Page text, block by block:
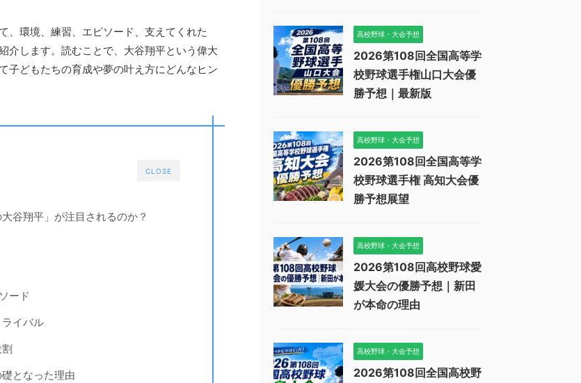
、環境、練習、エピソード、支えてくれた
介します。読むことで、大谷翔平という偉大
子どもたちの育成や夢の叶え方にどんなヒン
CLOSE
谷翔平」が注目されるのか？
ード
イバル
となった理由
高校野球・大会予想
2026第108回全国高等学
校野球選手権山口大会優
勝予想｜最新版
高校野球・大会予想
2026第108回全国高等学
校野球選手権 高知大会優
勝予想展望
高校野球・大会予想
2026第108回高校野球愛
媛大会の優勝予想｜新田
が本命の理由
高校野球・大会予想
2026第108回全国高校野